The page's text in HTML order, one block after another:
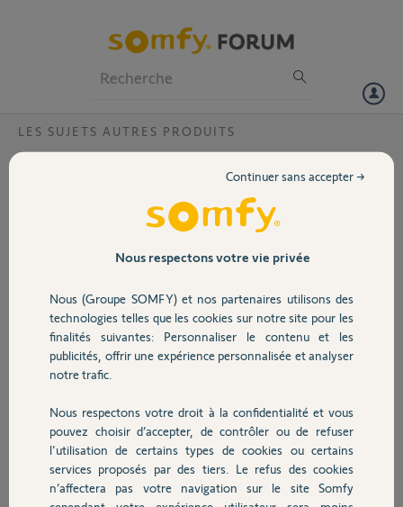
Volet
Sécurité
Domotique
Chauffage
Autres produits
LES SUJETS AUTRES PRODUITS
Changement de mail pour le forum
Je n'arrive pas à changer l'adresse mail de connexion au forum.
Lorsque j'essaie de la changer et que je clique sur modifier, j'arrive sur
une page de connexion m'indiquant que la marche à suivre m'a été
envoyée par mail mais je ne reçois pas de mail. Ni sur l'ancienne ni
Merci,
Philippe D.
il y a plus de 2 ans
Participer au fil de discussion
Réponses
Nous respectons votre vie privée
Nous (Groupe SOMFY) et nos partenaires utilisons des
technologies telles que les cookies sur notre site pour les
finalités suivantes: Personnaliser le contenu et les
publicités, offrir une expérience personnalisée et analyser
notre trafic.
Nous respectons votre droit à la confidentialité et vous
pouvez choisir d’accepter, de contrôler ou de refuser
l'utilisation de certains types de cookies ou certains
services proposés par des tiers. Le refus des cookies
n’affectera pas votre navigation sur le site Somfy
Continuer sans accepter →